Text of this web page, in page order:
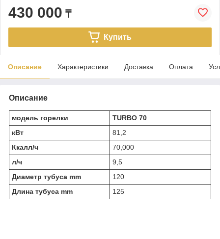
430 000 ₸
Купить
Описание Характеристики Доставка Оплата
Описание
модель горелки
TURBO 70
кВт
81,2
Ккалл/ч
70,000
л/ч
9,5
Диаметр тубуса mm
120
Длина тубуса mm
125